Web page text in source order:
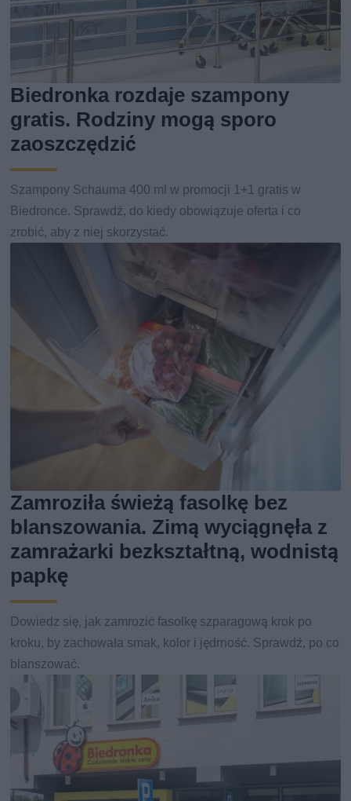
Biedronka rozdaje szampony
gratis. Rodziny mogą sporo
zaoszczędzić
Szampony Schauma 400 ml w promocji 1+1 gratis w
Biedronce. Sprawdź, do kiedy obowiązuje oferta i co
zrobić, aby z niej skorzystać.
Zamroziła świeżą fasolkę bez
blanszowania. Zimą wyciągnęła z
zamrażarki bezkształtną, wodnistą
papkę
Dowiedz się, jak zamrozić fasolkę szparagową krok po
kroku, by zachowała smak, kolor i jędrność. Sprawdź, po co
blanszować.